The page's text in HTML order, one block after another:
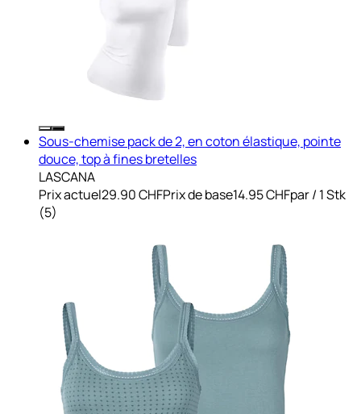
Sous-chemise pack de 2, en coton élastique, pointe
douce, top à fines bretelles
LASCANA
Prix actuel29.90 CHFPrix de base14.95 CHFpar/ 1 Stk
(5)